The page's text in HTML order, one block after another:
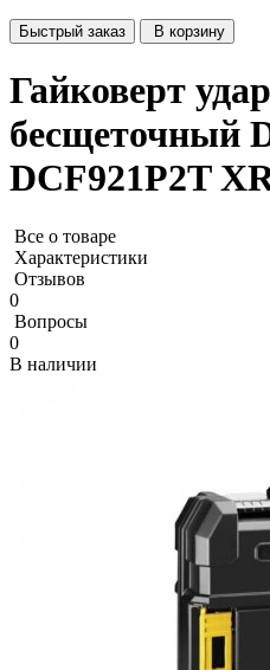
Быстрый заказ В корзину
Гайковерт
бесщеточный
DCF921P2T
Все о товаре
Характеристики
Отзывов
0
Вопросы
0
В наличии